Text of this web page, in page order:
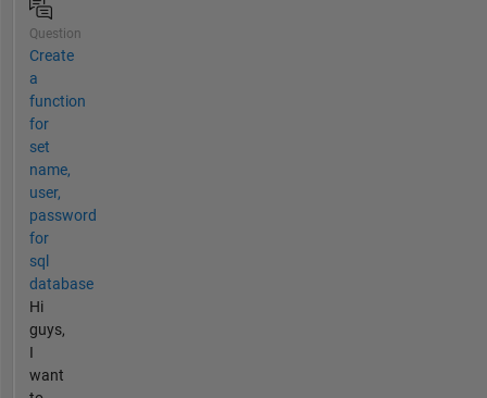
Question
Create
a
function
for
set
name,
user,
password
for
sql
database
Hi
guys,
I
want